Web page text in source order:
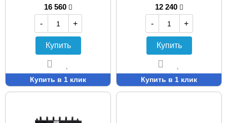
16 560
-
+
Купить
Купить в 1 клик
12 240
-
+
Купить
Купить в 1 клик